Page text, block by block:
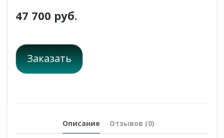
47 700 руб.
Заказать
Описание Отзывов (0)